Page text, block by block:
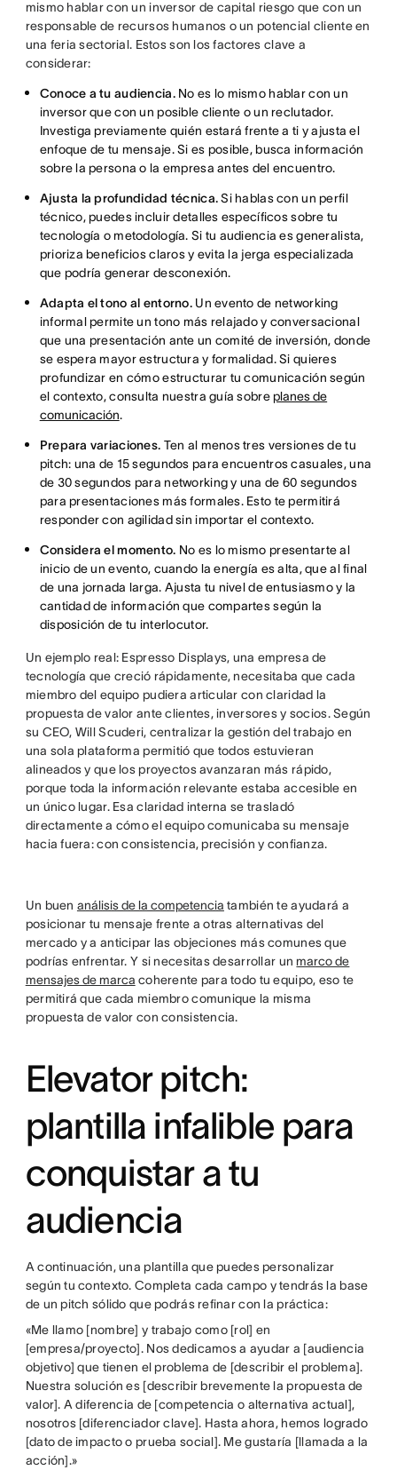
mismo hablar con un inversor de capital riesgo que con un
responsable de recursos humanos o un potencial cliente en
una feria sectorial. Estos son los factores clave a
considerar:
Conoce a tu audiencia.No es lo mismo hablar con un
inversor que con un posible cliente o un reclutador.
Investiga previamente quién estará frente a ti y ajusta el
enfoque de tu mensaje. Si es posible, busca información
sobre la persona o la empresa antes del encuentro.
Ajusta la profundidad técnica.Si hablas con un perfil
técnico, puedes incluir detalles específicos sobre tu
tecnología o metodología. Si tu audiencia es generalista,
prioriza beneficios claros y evita la jerga especializada
que podría generar desconexión.
Adapta el tono al entorno.Un evento de networking
informal permite un tono más relajado y conversacional
que una presentación ante un comité de inversión, donde
se espera mayor estructura y formalidad. Si quieres
profundizar en cómo estructurar tu comunicación según
el contexto, consulta nuestra guía sobreplanes de
comunicación.
Prepara variaciones. Ten al menos tres versiones de tu
pitch: una de 15 segundos para encuentros casuales, una
de 30 segundos para networking y una de 60 segundos
para presentaciones más formales. Esto te permitirá
responder con agilidad sin importar el contexto.
Considera el momento. No es lo mismo presentarte al
inicio de un evento, cuando la energía es alta, que al final
de una jornada larga. Ajusta tu nivel de entusiasmo y la
cantidad de información que compartes según la
disposición de tu interlocutor.
Un ejemplo real: Espresso Displays, una empresa de
tecnología que creció rápidamente, necesitaba que cada
miembro del equipo pudiera articular con claridad la
propuesta de valor ante clientes, inversores y socios. Según
su CEO, Will Scuderi, centralizar la gestión del trabajo en
una sola plataforma permitió que todos estuvieran
alineados y que los proyectos avanzaran más rápido,
porque toda la información relevante estaba accesible en
un único lugar. Esa claridad interna se trasladó
directamente a cómo el equipo comunicaba su mensaje
hacia fuera: con consistencia, precisión y confianza.
Un buen análisis de la competencia también te ayudará a
posicionar tu mensaje frente a otras alternativas del
mercado y a anticipar las objeciones más comunes que
podrías enfrentar. Y si necesitas desarrollar un marco de
mensajes de marca coherente para todo tu equipo, eso te
permitirá que cada miembro comunique la misma
propuesta de valor con consistencia.
Elevator pitch:
plantilla infalible para
conquistar a tu
audiencia
A continuación, una plantilla que puedes personalizar
según tu contexto. Completa cada campo y tendrás la base
de un pitch sólido que podrás refinar con la práctica:
«Me llamo [nombre] y trabajo como [rol] en
[empresa/proyecto]. Nos dedicamos a ayudar a [audiencia
objetivo] que tienen el problema de [describir el problema].
Nuestra solución es [describir brevemente la propuesta de
valor]. A diferencia de [competencia o alternativa actual],
nosotros [diferenciador clave]. Hasta ahora, hemos logrado
[dato de impacto o prueba social]. Me gustaría [llamada a la
acción].»